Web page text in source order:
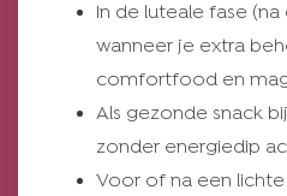
In de luteale fase (na
wanneer je extra
comfortfood en
Als gezonde snack
zonder energiedip
Voor of na een lichte